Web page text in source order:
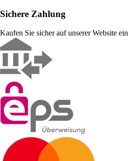
Sichere Zahlung
Kaufen Sie sicher auf unserer Website ein